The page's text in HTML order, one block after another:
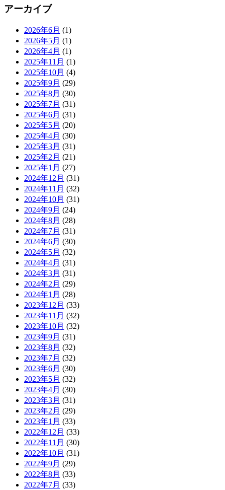
アーカイブ
2026年6月 (1)
2026年5月 (1)
2026年4月 (1)
2025年11月 (1)
2025年10月 (4)
2025年9月 (29)
2025年8月 (30)
2025年7月 (31)
2025年6月 (31)
2025年5月 (20)
2025年4月 (30)
2025年3月 (31)
2025年2月 (21)
2025年1月 (27)
2024年12月 (31)
2024年11月 (32)
2024年10月 (31)
2024年9月 (24)
2024年8月 (28)
2024年7月 (31)
2024年6月 (30)
2024年5月 (32)
2024年4月 (31)
2024年3月 (31)
2024年2月 (29)
2024年1月 (28)
2023年12月 (33)
2023年11月 (32)
2023年10月 (32)
2023年9月 (31)
2023年8月 (32)
2023年7月 (32)
2023年6月 (30)
2023年5月 (32)
2023年4月 (30)
2023年3月 (31)
2023年2月 (29)
2023年1月 (33)
2022年12月 (33)
2022年11月 (30)
2022年10月 (31)
2022年9月 (29)
2022年8月 (33)
2022年7月 (33)